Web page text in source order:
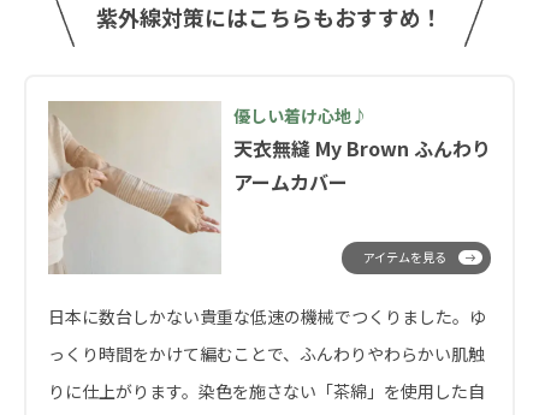
紫外線対策にはこちらもおすすめ！
天衣無縫 My Brown ふんわり
アームカバー
優しい着け心地♪
日本に数台しかない貴重な低速の機械でつくりました。ゆ
っくり時間をかけて編むことで、ふんわりやわらかい肌触
りに仕上がります。染色を施さない「茶綿」を使用した自
アイテムを見る